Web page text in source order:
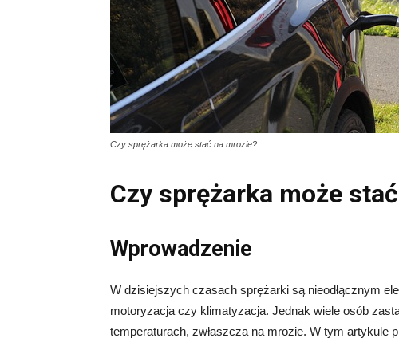
Czy sprężarka może stać na mrozie?
Czy sprężarka może
Wprowadzenie
W dzisiejszych czasach sprężarki są nieodłącznym
motoryzacja czy klimatyzacja. Jednak wiele osób
temperaturach, zwłaszcza na mrozie. W tym